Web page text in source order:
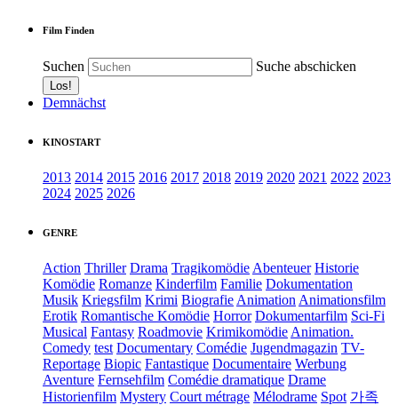
Film Finden
Suchen Suche abschicken
Demnächst
KINOSTART
2013 2014 2015 2016 2017 2018 2019 2020 2021 2022 2023
2024 2025 2026
GENRE
Action Thriller Drama Tragikomödie Abenteuer Historie
Komödie Romanze Kinderfilm Familie Dokumentation
Musik Kriegsfilm Krimi Biografie Animation Animationsfilm
Erotik Romantische Komödie Horror Dokumentarfilm Sci-Fi
Musical Fantasy Roadmovie Krimikomödie Animation.
Comedy test Documentary Comédie Jugendmagazin TV-
Reportage Biopic Fantastique Documentaire Werbung
Aventure Fernsehfilm Comédie dramatique Drame
Historienfilm Mystery Court métrage Mélodrame Spot 가족